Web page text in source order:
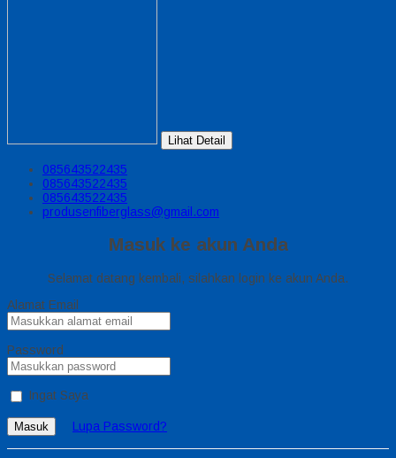
Lihat Detail
085643522435
085643522435
085643522435
produsenfiberglass@gmail.com
Masuk ke akun Anda
Selamat datang kembali, silahkan login ke akun Anda.
Alamat Email
Password
Ingat Saya
Masuk Lupa Password?